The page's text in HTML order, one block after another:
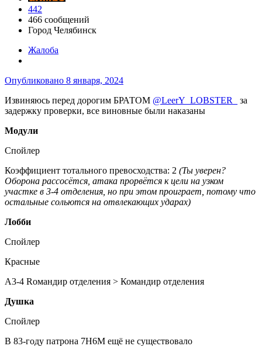
442
466 сообщений
Город Челябинск
Жалоба
Опубликовано 8 января, 2024
Извиняюсь перед дорогим БРАТОМ @LeerY_LOBSTER_
за
задержку проверки, все виновные были наказаны
Модули
Спойлер
Коэффициент тотального превосходства: 2 (Ты уверен?
Оборона рассосётся, атака прорвётся к цели на узком
участке в 3-4 отделения, но при этом проиграет, потому что
остальные сольются на отвлекающих ударах)
Лобби
Спойлер
Красные
А3-4 Rомандир отделения > Командир отделения
Душка
Спойлер
В 83-году патрона 7Н6М ещё не существовало